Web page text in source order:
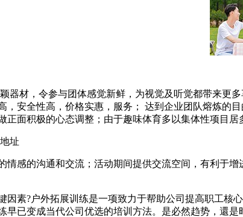
器材，令参与团体感觉新鲜，为视觉及听觉都带来更
，安全性高，价格实惠，服务； 达到企业团队熔炼的
正面积极的心态调整；由于趣味体育多以集体性项目
址
情感的沟通和交流；活动期间提供交流空间，有利于
因素?户外拓展训练是一项致力于帮助公司提高职工
早已变成当代公司优选的培训方法。是必然趋势，還